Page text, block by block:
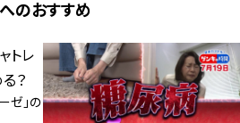
のおすすめ
ゼ」の